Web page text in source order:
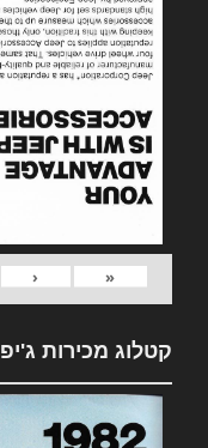
«
‹
קטלוג מכירות ג'יפ 1982